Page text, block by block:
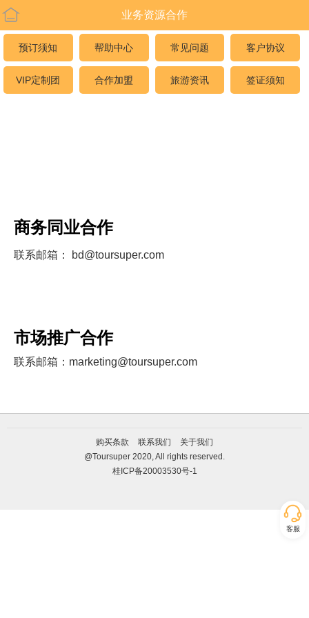
业务资源合作
预订须知 帮助中心 常见问题 客户协议
VIP定制团 合作加盟 旅游资讯 签证须知
商务同业合作
联系邮箱： bd@toursuper.com
市场推广合作
联系邮箱：marketing@toursuper.com
客服
购买条款 联系我们
关于我们
@Toursuper 2020, All rights reserved.
桂ICP备20003530号-1